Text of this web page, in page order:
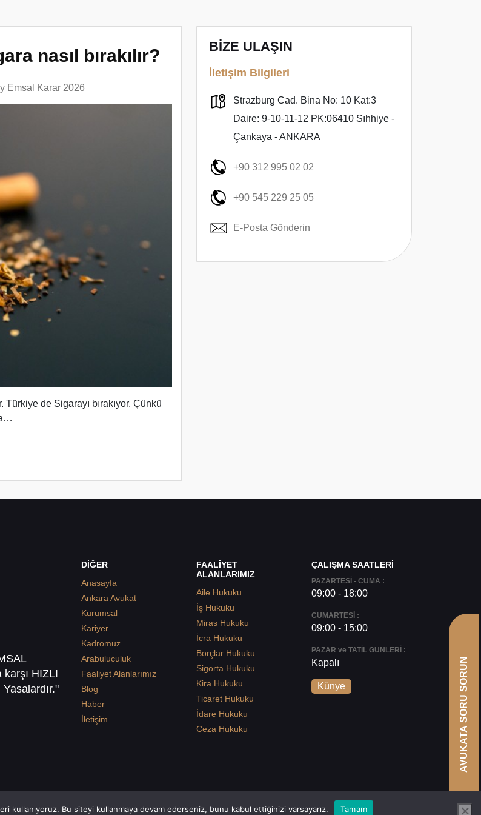
nasıl bırakılır?
Emsal Karar 2026
Türkiye de Sigarayı bırakıyor. Çünkü
BİZE ULAŞIN
İletişim Bilgileri
Strazburg Cad. Bina No: 10 Kat:3
Daire: 9-10-11-12 PK:06410 Sıhhiye -
Çankaya - ANKARA
+90 312 995 02 02
+90 545 229 25 05
E-Posta Gönderin
HIZLI
DİĞER
Anasayfa
Ankara Avukat
Kurumsal
Kariyer
Kadromuz
Arabuluculuk
Faaliyet Alanlarımız
Blog
Haber
İletişim
FAALİYET
ALANLARIMIZ
Aile Hukuku
İş Hukuku
Miras Hukuku
İcra Hukuku
Borçlar Hukuku
Sigorta Hukuku
Kira Hukuku
Ticaret Hukuku
İdare Hukuku
Ceza Hukuku
ÇALIŞMA SAATLERİ
PAZARTESİ - CUMA :
09:00 - 18:00
CUMARTESİ :
09:00 - 15:00
PAZAR ve TATİL GÜNLERİ :
Kapalı
Künye
kullanıyoruz. Bu siteyi kullanmaya devam ederseniz, bunu kabul ettiğinizi varsayarız. Tamam
AVUKATA SORU SORUN